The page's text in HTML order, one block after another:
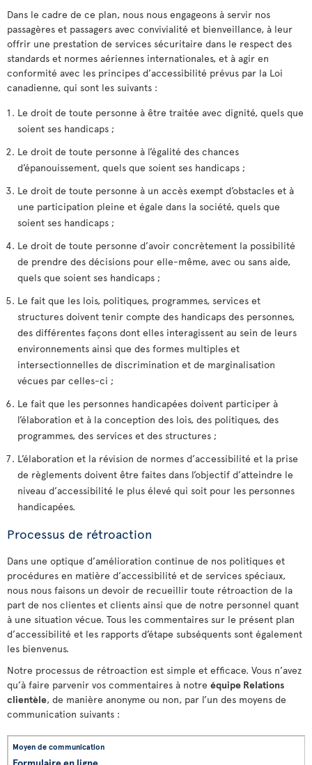
Dans le cadre de ce plan, nous nous engageons à servir nos
passagères et passagers avec convivialité et bienveillance, à leur
offrir une prestation de services sécuritaire dans le respect des
standards et normes aériennes internationales, et à agir en
conformité avec les principes d’accessibilité prévus par la Loi
canadienne, qui sont les suivants :
Le droit de toute personne à être traitée avec dignité, quels que
soient ses handicaps ;
Le droit de toute personne à l’égalité des chances
d’épanouissement, quels que soient ses handicaps ;
Le droit de toute personne à un accès exempt d’obstacles et à
une participation pleine et égale dans la société, quels que
soient ses handicaps ;
Le droit de toute personne d’avoir concrètement la possibilité
de prendre des décisions pour elle-même, avec ou sans aide,
quels que soient ses handicaps ;
Le fait que les lois, politiques, programmes, services et
structures doivent tenir compte des handicaps des personnes,
des différentes façons dont elles interagissent au sein de leurs
environnements ainsi que des formes multiples et
intersectionnelles de discrimination et de marginalisation
vécues par celles-ci ;
Le fait que les personnes handicapées doivent participer à
l’élaboration et à la conception des lois, des politiques, des
programmes, des services et des structures ;
L’élaboration et la révision de normes d’accessibilité et la prise
de règlements doivent être faites dans l’objectif d’atteindre le
niveau d’accessibilité le plus élevé qui soit pour les personnes
handicapées.
Processus de rétroaction
Dans une optique d’amélioration continue de nos politiques et
procédures en matière d’accessibilité et de services spéciaux,
nous nous faisons un devoir de recueillir toute rétroaction de la
part de nos clientes et clients ainsi que de notre personnel quant
à une situation vécue. Tous les commentaires sur le présent plan
d’accessibilité et les rapports d’étape subséquents sont également
les bienvenus.
Notre processus de rétroaction est simple et efficace. Vous n’avez
qu’à faire parvenir vos commentaires à notre équipe Relations
clientèle, de manière anonyme ou non, par l’un des moyens de
communication suivants :